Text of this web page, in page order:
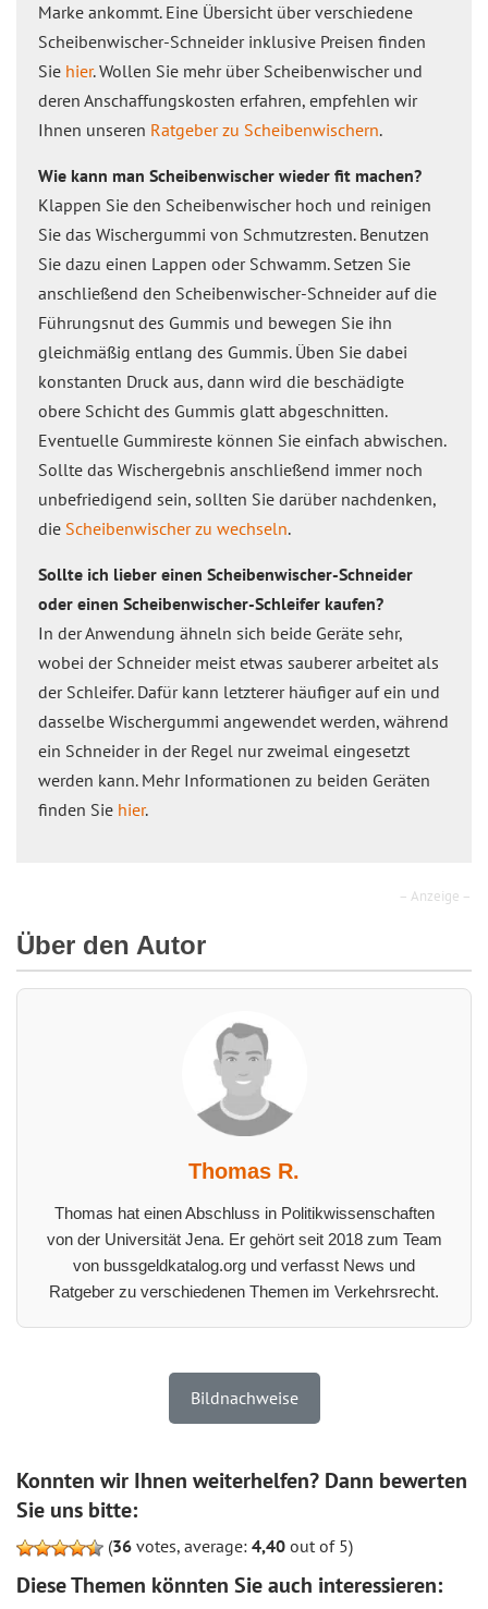
Marke ankommt. Eine Übersicht über verschiedene
Scheibenwischer-Schneider inklusive Preisen finden
Sie hier. Wollen Sie mehr über Scheibenwischer und
deren Anschaffungskosten erfahren, empfehlen wir
Ihnen unseren Ratgeber zu Scheibenwischern.
Wie kann man Scheibenwischer wieder fit machen?
Klappen Sie den Scheibenwischer hoch und reinigen
Sie das Wischergummi von Schmutzresten. Benutzen
Sie dazu einen Lappen oder Schwamm. Setzen Sie
anschließend den Scheibenwischer-Schneider auf die
Führungsnut des Gummis und bewegen Sie ihn
gleichmäßig entlang des Gummis. Üben Sie dabei
konstanten Druck aus, dann wird die beschädigte
obere Schicht des Gummis glatt abgeschnitten.
Eventuelle Gummireste können Sie einfach abwischen.
Sollte das Wischergebnis anschließend immer noch
unbefriedigend sein, sollten Sie darüber nachdenken,
die Scheibenwischer zu wechseln.
Sollte ich lieber einen Scheibenwischer-Schneider
oder einen Scheibenwischer-Schleifer kaufen?
In der Anwendung ähneln sich beide Geräte sehr,
wobei der Schneider meist etwas sauberer arbeitet als
der Schleifer. Dafür kann letzterer häufiger auf ein und
dasselbe Wischergummi angewendet werden, während
ein Schneider in der Regel nur zweimal eingesetzt
werden kann. Mehr Informationen zu beiden Geräten
finden Sie hier.
– Anzeige –
Über den Autor
Thomas R.
Thomas hat einen Abschluss in Politikwissenschaften
von der Universität Jena. Er gehört seit 2018 zum Team
von bussgeldkatalog.org und verfasst News und
Ratgeber zu verschiedenen Themen im Verkehrsrecht.
Bildnachweise
Konnten wir Ihnen weiterhelfen? Dann bewerten
Sie uns bitte:
(36 votes, average: 4,40 out of 5)
Diese Themen könnten Sie auch interessieren: